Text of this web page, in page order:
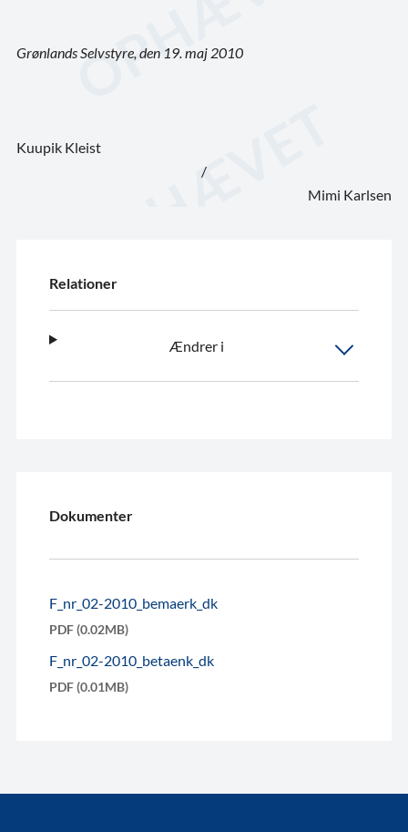
Grønlands Selvstyre, den 19. maj 2010
Kuupik Kleist
/
Mimi Karlsen
Relationer
Ændrer i
Dokumenter
F_nr_02-2010_bemaerk_dk
PDF (0.02MB)
F_nr_02-2010_betaenk_dk
PDF (0.01MB)